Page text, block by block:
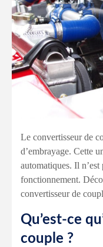
Le convertisseur de
d’embrayage. Cette
automatiques. Il
fonctionnement.
convertisseur de
Qu’est-ce
couple ?